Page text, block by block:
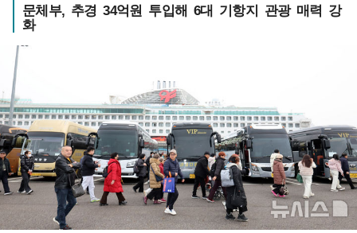
문체부, 추경 34억원 투입해 6대 기항지 관광 매력 강
화